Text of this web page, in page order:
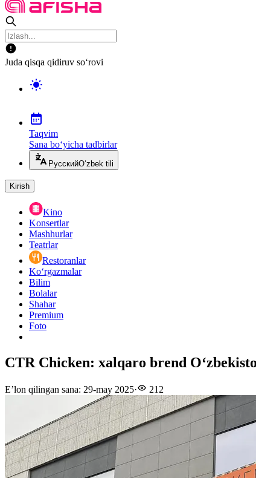
Juda qisqa qidiruv so‘rovi
Taqvim
Sana bo‘yicha tadbirlar
РусскийO‘zbek tili
Kirish
Kino
Konsertlar
Mashhurlar
Teatrlar
Restoranlar
Ko‘rgazmalar
Bilim
Bolalar
Shahar
Premium
Foto
CTR Chicken: xalqaro brend
E’lon qilingan sana: 29-may 2025· 212